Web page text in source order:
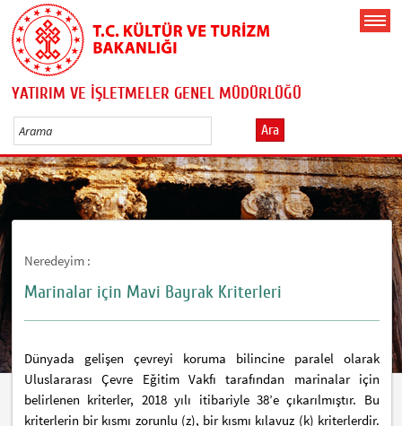
YATIRIM VE İŞLETMELER GENEL MÜDÜRLÜĞÜ
Ara
Neredeyim :
Marinalar için Mavi Bayrak Kriterleri
Dünyada gelişen çevreyi koruma bilincine paralel olarak
Uluslararası Çevre Eğitim Vakfı tarafından marinalar için
belirlenen kriterler, 2018 yılı itibariyle 38’e çıkarılmıştır. Bu
kriterlerin bir kısmı zorunlu (z), bir kısmı kılavuz (k) kriterlerdir.